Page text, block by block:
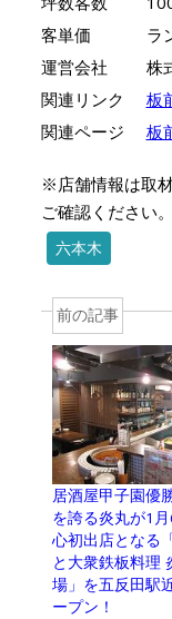
客単価
ラ
運営会社
株
関連リンク
板
関連ページ
板
※店舗情報は取
ご確認ください。
六本木
前の記事
居酒屋甲子園優
を誇る炎丸が1
心初出店となる
と大衆鉄板料理
場」を五反田駅
ープン！